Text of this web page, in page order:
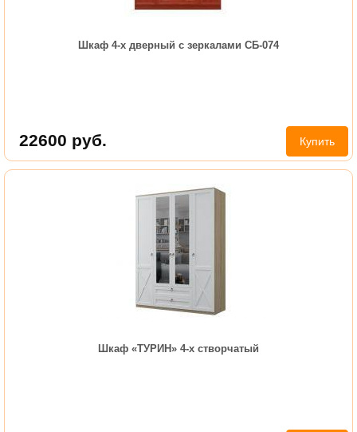
Шкаф 4-х дверный с зеркалами СБ-074
22600 руб. Купить
Шкаф «ТУРИН» 4-х створчатый